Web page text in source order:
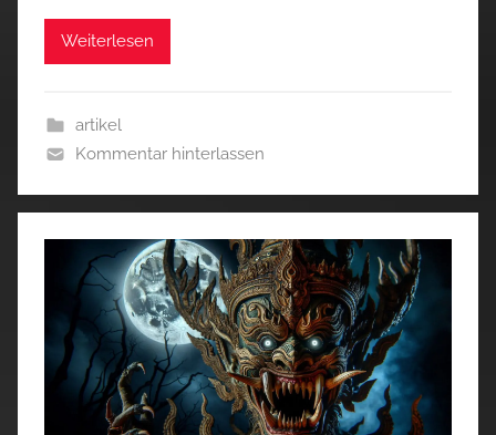
Weiterlesen
artikel
Kommentar hinterlassen